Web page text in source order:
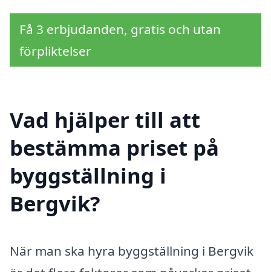
Få 3 erbjudanden, gratis och utan
förpliktelser
Vad hjälper till att
bestämma priset på
byggställning i
Bergvik?
När man ska hyra byggställning i Bergvik